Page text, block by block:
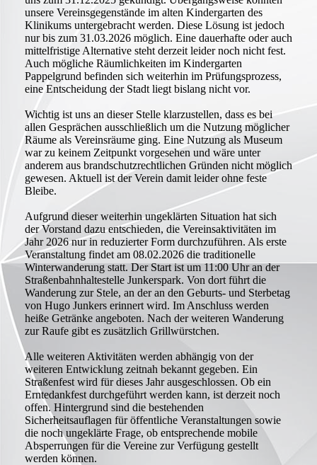
unsere Vereinsgegenstände im alten Kindergarten des
Klinikums untergebracht werden. Diese Lösung ist jedoch
nur bis zum 31.03.2026 möglich. Eine dauerhafte oder auch
mittelfristige Alternative steht derzeit leider noch nicht fest.
Auch mögliche Räumlichkeiten im Kindergarten
Pappelgrund befinden sich weiterhin im Prüfungsprozess,
eine Entscheidung der Stadt liegt bislang nicht vor.
Wichtig ist uns an dieser Stelle klarzustellen, dass es bei
allen Gesprächen ausschließlich um die Nutzung möglicher
Räume als Vereinsräume ging. Eine Nutzung als Museum
war zu keinem Zeitpunkt vorgesehen und wäre unter
anderem aus brandschutzrechtlichen Gründen nicht möglich
gewesen. Aktuell ist der Verein damit leider ohne feste
Bleibe.
Aufgrund dieser weiterhin ungeklärten Situation hat sich
der Vorstand dazu entschieden, die Vereinsaktivitäten im
Jahr 2026 nur in reduzierter Form durchzuführen. Als erste
Veranstaltung findet am 08.02.2026 die traditionelle
Winterwanderung statt. Der Start ist um 11:00 Uhr an der
Straßenbahnhaltestelle Junkerspark. Von dort führt die
Wanderung zur Stele, an der an den Geburts- und Sterbetag
von Hugo Junkers erinnert wird. Im Anschluss werden
heiße Getränke angeboten. Nach der weiteren Wanderung
zur Raufe gibt es zusätzlich Grillwürstchen.
Alle weiteren Aktivitäten werden abhängig von der
weiteren Entwicklung zeitnah bekannt gegeben. Ein
Straßenfest wird für dieses Jahr ausgeschlossen. Ob ein
Erntedankfest durchgeführt werden kann, ist derzeit noch
offen. Hintergrund sind die bestehenden
Sicherheitsauflagen für öffentliche Veranstaltungen sowie
die noch ungeklärte Frage, ob entsprechende mobile
Absperrungen für die Vereine zur Verfügung gestellt
werden können.